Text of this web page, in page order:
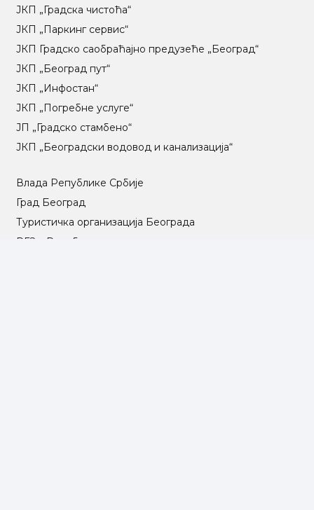
ЈКП „Градска чистоћа“
ЈКП „Паркинг сервис“
ЈКП Градско саобраћајно предузеће „Београд“
ЈКП „Београд пут“
ЈКП „Инфостан“
ЈКП „Погребне услуге“
ЈП „Градско стамбено“
ЈКП „Београдски водовод и канализација“
Влада Републике Србије
Град Београд
Туристичка организација Београда
РГЗ – Републички геодетски завод